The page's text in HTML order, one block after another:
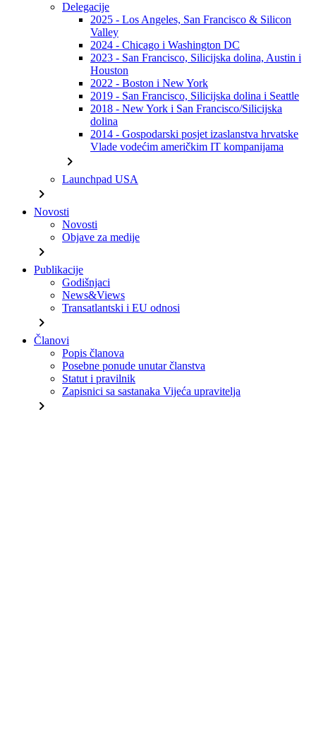
Delegacije
2025 - Los Angeles, San Francisco & Silicon
Valley
2024 - Chicago i Washington DC
2023 - San Francisco, Silicijska dolina, Austin i
Houston
2022 - Boston i New York
2019 - San Francisco, Silicijska dolina i Seattle
2018 - New York i San Francisco/Silicijska
dolina
2014 - Gospodarski posjet izaslanstva hrvatske
Vlade vodećim američkim IT kompanijama
chevron_right
Launchpad USA
chevron_right
Novosti
Novosti
Objave za medije
chevron_right
Publikacije
Godišnjaci
News&Views
Transatlantski i EU odnosi
chevron_right
Članovi
Popis članova
Posebne ponude unutar članstva
Statut i pravilnik
Zapisnici sa sastanaka Vijeća upravitelja
chevron_right